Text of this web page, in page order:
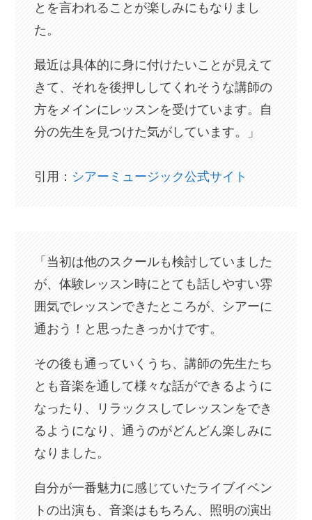
とを言われることが楽しみにもなりまし
た。
最近は具体的に身に付けたいことが見えて
きて、それを後押ししてくれそうな講師の
方をメインにレッスンを受けています。自
分の先生を見つけた気がしています。」
引用： シアーミュージック公式サイト
「当初は他のスクールも検討していました
が、体験レッスン時にとても話しやすい雰
囲気でレッスンできたところが、シアーに
通おう！と思ったきっかけです。
その後も通っていくうち、講師の先生たち
とも音楽を通して様々な話ができるように
なったり、リラックスしてレッスンをでき
るようになり、通うのがどんどん楽しみに
なりました。
自分が一番魅力に感じていたライブイベン
トの出演も、音楽はもちろん、照明の演出